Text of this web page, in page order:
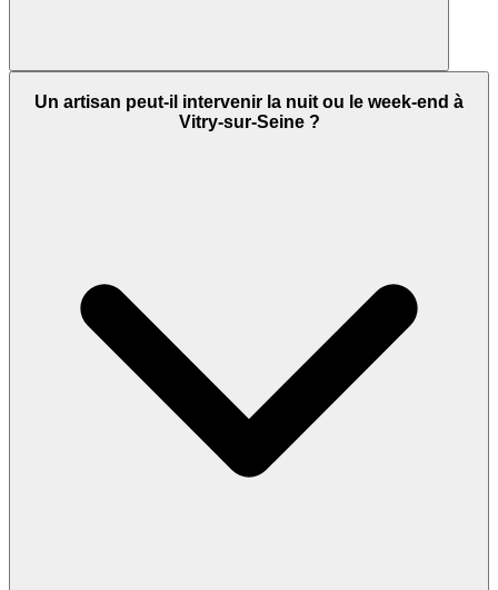
Un artisan peut-il intervenir la nuit ou le week-end à
Vitry-sur-Seine ?